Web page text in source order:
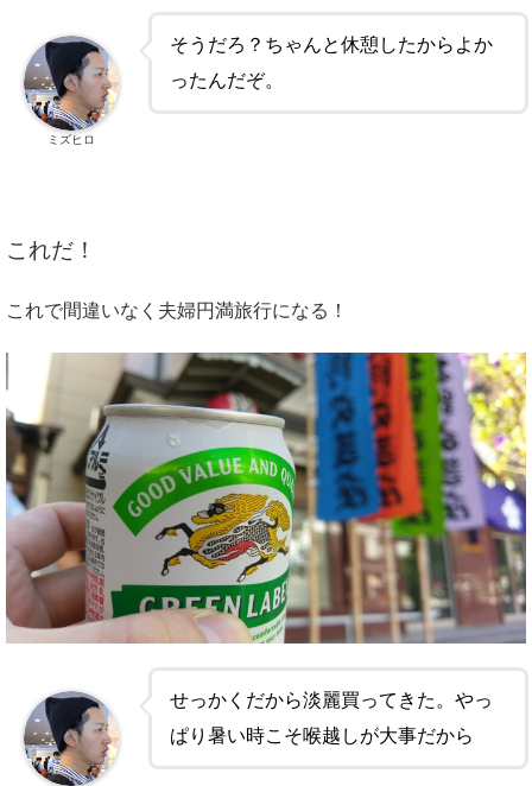
そうだろ？ちゃんと休憩したからよか
ったんだぞ。
ミズヒロ
これだ！
これで間違いなく夫婦円満旅行になる！
せっかくだから淡麗買ってきた。やっ
ぱり暑い時こそ喉越しが大事だから